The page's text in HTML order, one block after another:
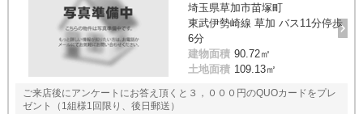
埼玉県草加市苗塚町
東武伊勢崎線 草加 バス11分停歩
6分
建物面積 90.72㎡
土地面積 109.13㎡
ご来店後にアンケートにお答え頂くと３，０００円のQUOカードをプレ
ゼント（1組様1回限り、後日郵送）